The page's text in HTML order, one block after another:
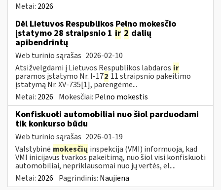
Metai: 2026
Dėl Lietuvos Respublikos Pelno mokesčio
įstatymo 28 straipsnio 1 ir 2 dalių
apibendrintų
Web turinio sąrašas 2026-02-10
Atsižvelgdami į Lietuvos Respublikos labdaros ir
paramos įstatymo Nr. I-172 11 straipsnio pakeitimo
įstatymą Nr. XV-735[1], parengėme...
Metai: 2026 Mokesčiai: Pelno mokestis
Konfiskuoti automobiliai nuo šiol parduodami
tik konkurso būdu
Web turinio sąrašas 2026-01-19
Valstybinė mokesčių inspekcija (VMI) informuoja, kad
VMI inicijavus tvarkos pakeitimą, nuo šiol visi konfiskuoti
automobiliai, nepriklausomai nuo jų vertės, el....
Metai: 2026 Pagrindinis: Naujiena